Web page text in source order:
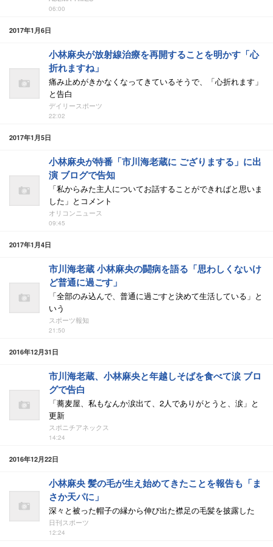
06:00
2017年1月6日
小林麻央が放射線治療を再開することを明かす「心
折れますね」
痛み止めがきかなくなってきているそうで、「心折れます」
と告白
デイリースポーツ
22:02
2017年1月5日
小林麻央が特番「市川海老蔵に ござりまする」に出
演 ブログで告知
「私からみた主人についてお話することができればと思いま
した」とコメント
オリコンニュース
09:45
2017年1月4日
市川海老蔵 小林麻央の闘病を語る「思わしくないけ
ど普通に過ごす」
「全部のみ込んで、普通に過ごすと決めて生活している」と
いう
スポーツ報知
21:50
2016年12月31日
市川海老蔵、小林麻央と年越しそばを食べて涙 ブロ
グで告白
「蕎麦屋、私もなんか涙出て、2人でありがとうと、涙」と
更新
スポニチアネックス
14:24
2016年12月22日
小林麻央 髪の毛が生え始めてきたことを報告も「ま
さか天パに」
深々と被った帽子の縁から伸び出た襟足の毛髪を披露した
日刊スポーツ
12:24